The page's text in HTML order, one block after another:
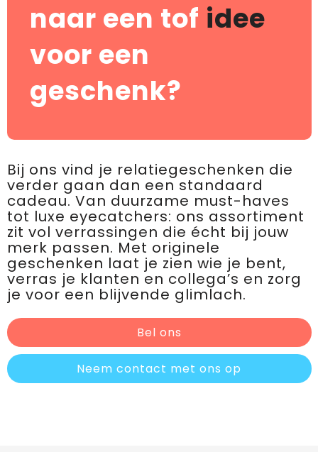
naar een tof idee
voor een
geschenk?
Bij ons vind je relatiegeschenken die
verder gaan dan een standaard
cadeau. Van duurzame must-haves
tot luxe eyecatchers: ons assortiment
zit vol verrassingen die écht bij jouw
merk passen. Met originele
geschenken laat je zien wie je bent,
verras je klanten en collega’s en zorg
je voor een blijvende glimlach.
Bel ons
Neem contact met ons op